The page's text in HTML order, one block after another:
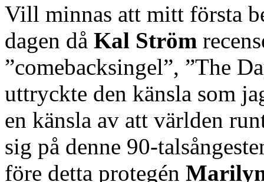
Vill minnas att mitt första
dagen då Kal Ström
”comebacksingel”, ”The
uttryckte den känsla som
en känsla av att världen
sig på denne 90-
före detta protegén